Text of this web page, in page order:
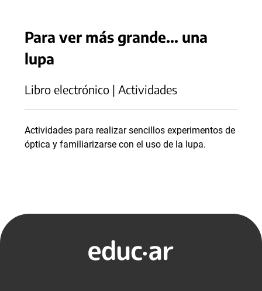
Para ver más grande... una
lupa
Libro electrónico | Actividades
Actividades para realizar sencillos experimentos de
óptica y familiarizarse con el uso de la lupa.